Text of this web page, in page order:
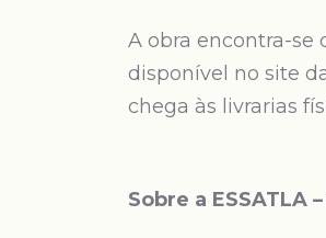
A obra encontra-se
disponível no site
chega às livrarias
Sobre a ESSATLA